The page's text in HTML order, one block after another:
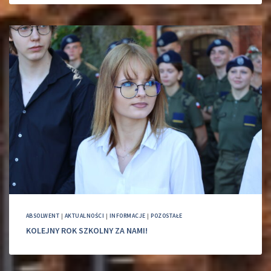
ABSOLWENT | AKTUALNOŚCI | INFORMACJE |POZOSTAŁE
KOLEJNY ROK SZKOLNY ZA NAMI!